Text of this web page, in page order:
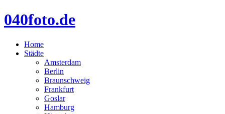
040foto.de
Home
Städte
Amsterdam
Berlin
Braunschweig
Frankfurt
Goslar
Hamburg